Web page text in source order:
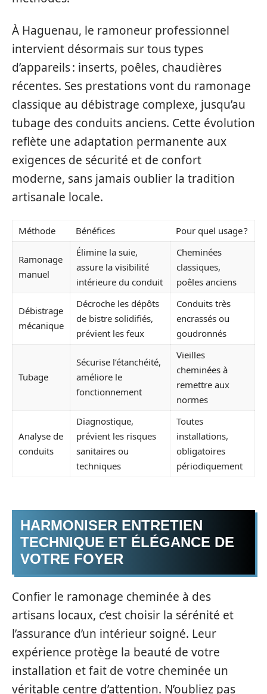
À Haguenau, le ramoneur professionnel
intervient désormais sur tous types
d’appareils : inserts, poêles, chaudières
récentes. Ses prestations vont du ramonage
classique au débistrage complexe, jusqu’au
tubage des conduits anciens. Cette évolution
reflète une adaptation permanente aux
exigences de sécurité et de confort
moderne, sans jamais oublier la tradition
artisanale locale.
Méthode Bénéfices Pour quel usage ?
Ramonage
manuel
Élimine la suie,
assure la visibilité
intérieure du conduit
Cheminées
classiques,
poêles anciens
Débistrage
mécanique
Décroche les dépôts
de bistre solidifiés,
prévient les feux
Conduits très
encrassés ou
goudronnés
Tubage
Sécurise l’étanchéité,
améliore le
fonctionnement
Vieilles
cheminées à
remettre aux
normes
Analyse de
conduits
Diagnostique,
prévient les risques
sanitaires ou
techniques
Toutes
installations,
obligatoires
périodiquement
HARMONISER ENTRETIEN
TECHNIQUE ET ÉLÉGANCE DE
VOTRE FOYER
Confier le ramonage cheminée à des
artisans locaux, c’est choisir la sérénité et
l’assurance d’un intérieur soigné. Leur
expérience protège la beauté de votre
installation et fait de votre cheminée un
véritable centre d’attention. N’oubliez pas